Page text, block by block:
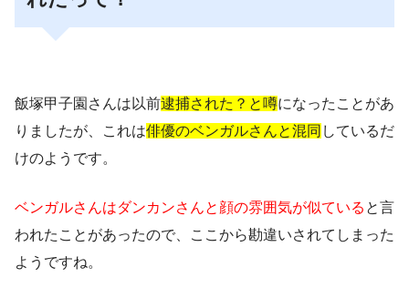
飯塚甲子園さんは以前逮捕された？と噂になったことがあ
りましたが、これは俳優のベンガルさんと混同 しているだ
けのようです。
ベンガルさんはダンカンさんと顔の雰囲気が似ている と言
われたことがあったので、ここから勘違いされてしまった
ようですね。